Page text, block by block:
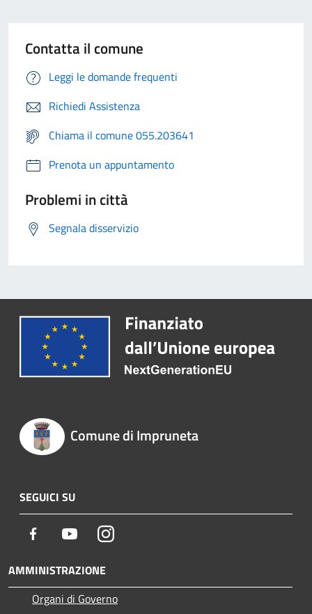
Contatta il comune
Leggi le domande frequenti
Richiedi Assistenza
Chiama il comune 055.203641
Prenota un appuntamento
Problemi in città
Segnala disservizio
Comune di Impruneta
SEGUICI SU
Facebook YoutubeInstagram
AMMINISTRAZIONE
Organi di Governo